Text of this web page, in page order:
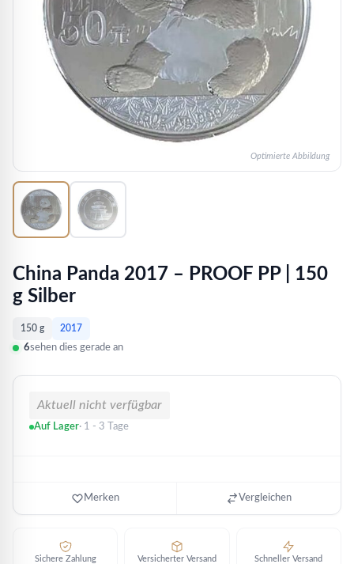
Optimierte Abbildung
China Panda 2017 – PROOF PP | 150
g Silber
150 g 2017
6sehen dies gerade an
Aktuell nicht verfügbar
Auf Lager· 1 - 3 Tage
Merken Vergleichen
Sichere Zahlung Versicherter Versand Schneller Versand